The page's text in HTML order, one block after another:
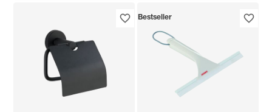
Bestseller